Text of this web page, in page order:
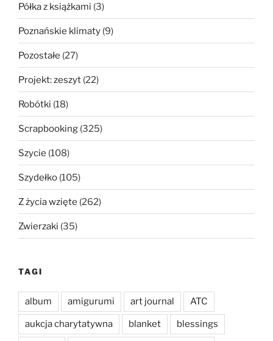
Półka z książkami (3)
Poznańskie klimaty (9)
Pozostałe (27)
Projekt: zeszyt (22)
Robótki (18)
Scrapbooking (325)
Szycie (108)
Szydełko (105)
Z życia wzięte (262)
Zwierzaki (35)
TAGI
album amigurumi art journal ATC
aukcja charytatywna blanket blessings